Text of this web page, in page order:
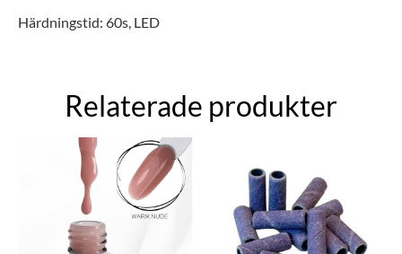
Härdningstid: 60s, LED
Relaterade produkter